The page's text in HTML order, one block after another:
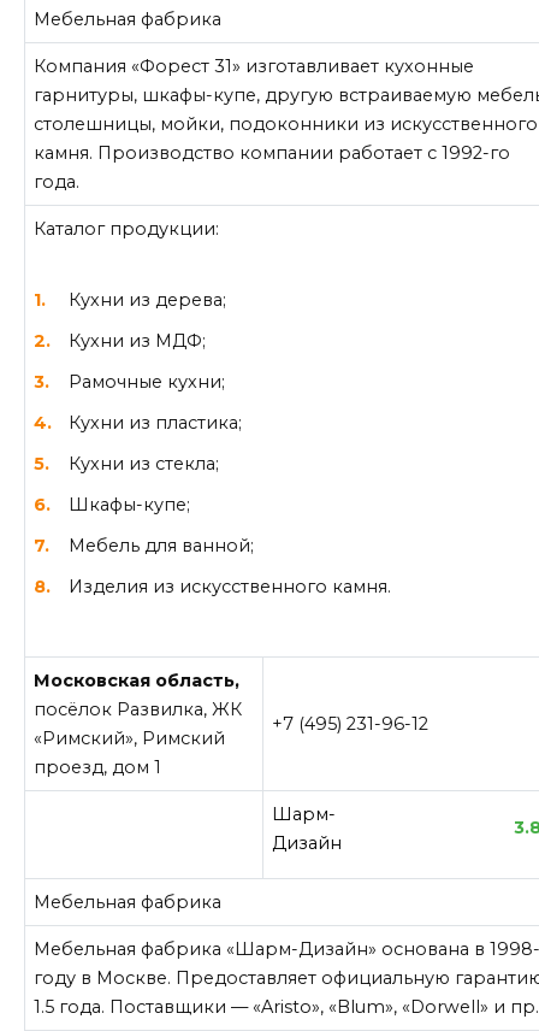
Мебельная фабрика
Компания «Форест 31» изготавливает кухонные
гарнитуры, шкафы-купе, другую встраиваемую
столешницы, мойки, подоконники из искусственного
камня. Производство компании работает с 1992-го
года.
Каталог продукции:
Кухни из дерева;
Кухни из МДФ;
Рамочные кухни;
Кухни из пластика;
Кухни из стекла;
Шкафы-купе;
Мебель для ванной;
Изделия из искусственного камня.
Московская область,
посёлок Развилка, ЖК
«Римский», Римский
проезд, дом 1
+7 (495) 231-96-12
Шарм-
Дизайн
Мебельная фабрика
Мебельная фабрика «Шарм-Дизайн» основана в
году в Москве. Предоставляет официальную
1.5 года. Поставщики — «Aristo», «Blum», «Dorwell» и пр.